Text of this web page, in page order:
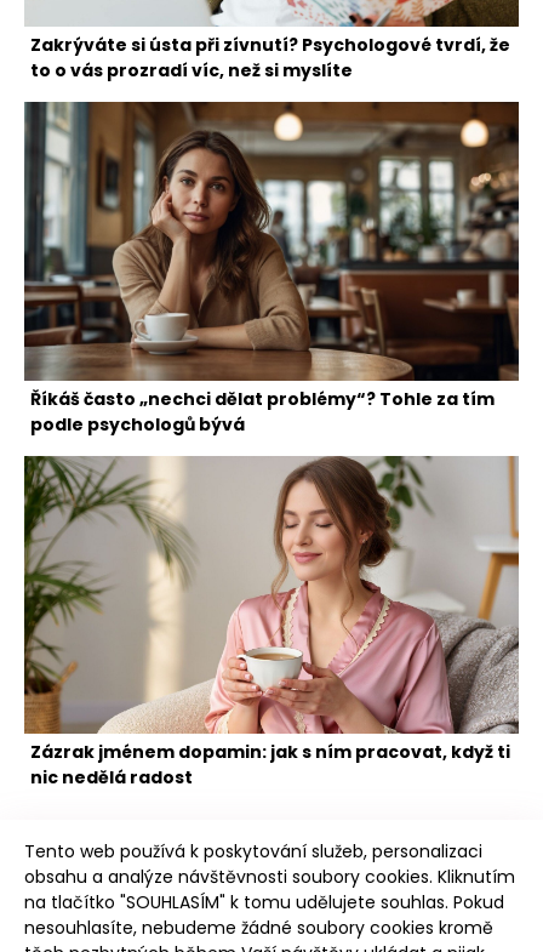
Zakrýváte si ústa při zívnutí? Psychologové tvrdí, že
to o vás prozradí víc, než si myslíte
Říkáš často „nechci dělat problémy“? Tohle za tím
podle psychologů bývá
Zázrak jménem dopamin: jak s ním pracovat, když ti
nic nedělá radost
Tento web používá k poskytování služeb, personalizaci
obsahu a analýze návštěvnosti soubory cookies. Kliknutím
na tlačítko "SOUHLASÍM" k tomu udělujete souhlas. Pokud
nesouhlasíte, nebudeme žádné soubory cookies kromě